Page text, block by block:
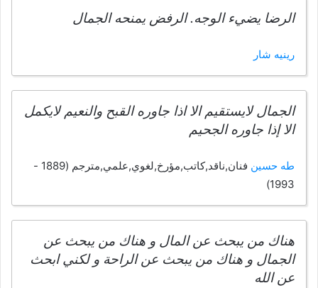
الرضا يضيء الوجه. الرفض يمنحه الجمال
رينيه شار
الجمال لايستقيم الا اذا جاوره القبح والنعيم لايكمل
الا إذا جاوره الجحيم
طه حسين
فنان,ناقد,كاتب,مؤرخ,لغوي,علمي,مترجم (1889 -
1993)
هناك من يبحث عن المال و هناك من يبحث عن
الجمال و هناك من يبحث عن الراحة و لكني ابحث
عن الله